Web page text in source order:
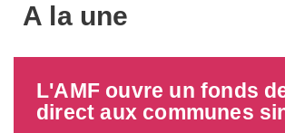
A la une
L'AMF ouvre un fonds
direct aux communes